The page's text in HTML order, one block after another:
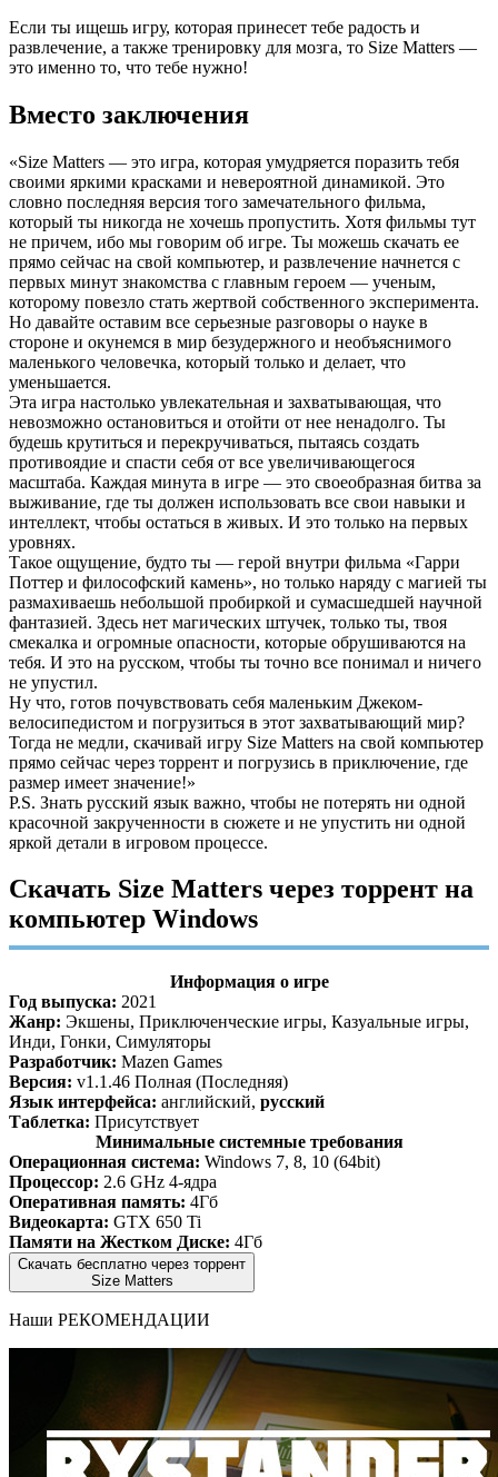
Если ты ищешь игру, которая принесет тебе радость и
развлечение, а также тренировку для мозга, то Size Matters —
это именно то, что тебе нужно!
Вместо заключения
«Size Matters — это игра, которая умудряется поразить тебя
своими яркими красками и невероятной динамикой. Это
словно последняя версия того замечательного фильма,
который ты никогда не хочешь пропустить. Хотя фильмы тут
не причем, ибо мы говорим об игре. Ты можешь скачать ее
прямо сейчас на свой компьютер, и развлечение начнется с
первых минут знакомства с главным героем — ученым,
которому повезло стать жертвой собственного эксперимента.
Но давайте оставим все серьезные разговоры о науке в
стороне и окунемся в мир безудержного и необъяснимого
маленького человечка, который только и делает, что
уменьшается.
Эта игра настолько увлекательная и захватывающая, что
невозможно остановиться и отойти от нее ненадолго. Ты
будешь крутиться и перекручиваться, пытаясь создать
противоядие и спасти себя от все увеличивающегося
масштаба. Каждая минута в игре — это своеобразная битва за
выживание, где ты должен использовать все свои навыки и
интеллект, чтобы остаться в живых. И это только на первых
уровнях.
Такое ощущение, будто ты — герой внутри фильма «Гарри
Поттер и философский камень», но только наряду с магией ты
размахиваешь небольшой пробиркой и сумасшедшей научной
фантазией. Здесь нет магических штучек, только ты, твоя
смекалка и огромные опасности, которые обрушиваются на
тебя. И это на русском, чтобы ты точно все понимал и ничего
не упустил.
Ну что, готов почувствовать себя маленьким Джеком-
велосипедистом и погрузиться в этот захватывающий мир?
Тогда не медли, скачивай игру Size Matters на свой компьютер
прямо сейчас через торрент и погрузись в приключение, где
размер имеет значение!»
P.S. Знать русский язык важно, чтобы не потерять ни одной
красочной закрученности в сюжете и не упустить ни одной
яркой детали в игровом процессе.
Скачать Size Matters через торрент на
компьютер Windows
Информация о игре
Год выпуска: 2021
Жанр: Экшены, Приключенческие игры, Казуальные игры,
Инди, Гонки, Симуляторы
Разработчик: Mazen Games
Версия: v1.1.46 Полная (Последняя)
Язык интерфейса: английский, русский
Таблетка: Присутствует
Минимальные системные требования
Операционная система: Windows 7, 8, 10 (64bit)
Процессор: 2.6 GHz 4-ядра
Оперативная память: 4Гб
Видеокарта: GTX 650 Ti
Памяти на Жестком Диске: 4Гб
Скачать бесплатно через торрент
Size Matters
Наши РЕКОМЕНДАЦИИ